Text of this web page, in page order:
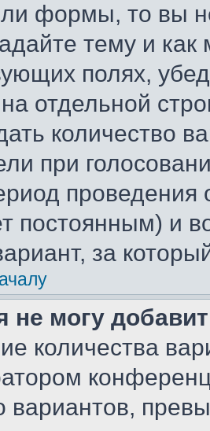
формы, то вы
тему и
полях,
отдельной
количество
при
проведения
постоянным) и
за
не могу
количества
вариантов,